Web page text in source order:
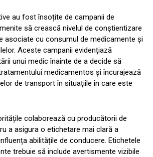
au fost însoțite de campanii de
să crească nivelul de conștientizare
asociate cu consumul de medicamente și
Aceste campanii evidențiază
unui medic înainte de a decide să
medicamentos și încurajează
de transport în situațiile în care este
colaborează cu producătorii de
a asigura o etichetare mai clară a
abilitățile de conducere. Etichetele
trebuie să include avertismente vizibile